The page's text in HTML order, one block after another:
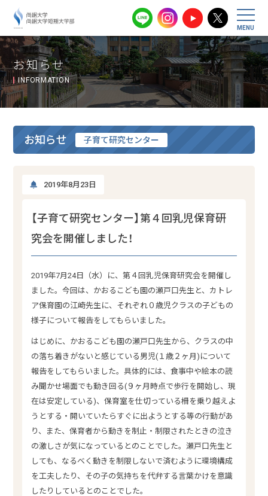
尚絅大学・尚
お知らせ
INFORMATION
お知らせ 子育て研究センター
2019年8月23日
【子育て研究センター】第４回乳児保育研
究会を開催しました！
2019年7月24日（水）に、第４回乳児保育研究会を開催し
ました。今回は、かおるこども園の瀬戸口先生と、カトレ
ア保育園の江崎先生に、それぞれ０歳児クラスの子どもの
様子について報告をしてもらいました。
はじめに、かおるこども園の瀬戸口先生から、クラスの中
の落ち着きがないと感じている男児(１歳２ヶ月)について
報告をしてもらいました。具体的には、食事中や絵本の読
み聞かせ場面でも動き回る(９ヶ月時点で歩行を開始し、現
在は安定している)、保育室を仕切っている柵を乗り越えよ
うとする・開いていたらすぐに出ようとする等の行動があ
り、また、保育者から動きを制止・制限されたときの泣き
の激しさが気になっているとのことでした。瀬戸口先生と
しても、なるべく動きを制限しないで済むように環境構成
を工夫したり、その子の気持ちを代弁する言葉かけを意識
したりしているとのことでした。